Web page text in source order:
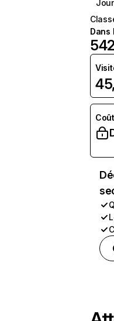
Dans